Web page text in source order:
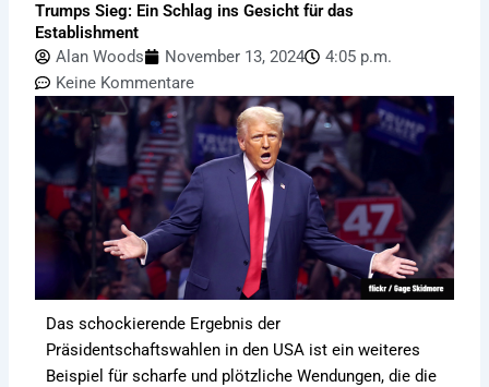
Trumps Sieg: Ein Schlag ins Gesicht für das
Establishment
Alan Woods
November 13, 2024
4:05 p.m.
Keine Kommentare
Das schockierende Ergebnis der
Präsidentschaftswahlen in den USA ist ein weiteres
Beispiel für scharfe und plötzliche Wendungen, die die